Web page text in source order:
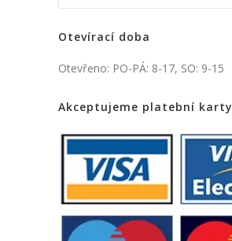
Otevírací doba
Otevřeno: PO-PÁ: 8-17, SO: 9-15
Akceptujeme platební karty